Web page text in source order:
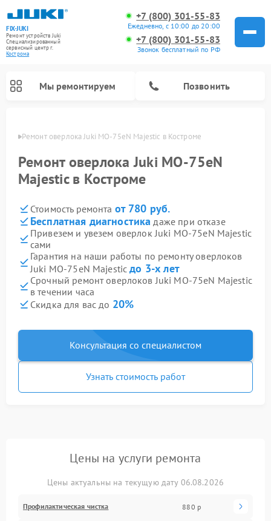
FIX-JUKI
Ремонт устройств Juki
Специализированный
cервисный центр г.
Кострома
+7 (800) 301-55-83
Ежедневно, с 10:00 до 20:00
+7 (800) 301-55-83
Звонок бесплатный по РФ
Мы ремонтируем Позвонить
Ремонт оверлока Juki MO-75eN Majestic в Костроме
Ремонт оверлока Juki MO-75eN
Majestic в Костроме
Стоимость ремонта от 780 руб.
Бесплатная диагностика даже при отказе
Привезем и увезем оверлок Juki MO-75eN Majestic
сами
Гарантия на наши работы по ремонту оверлоков
Juki MO-75eN Majesticдо 3-х лет
Срочный ремонт оверлоков Juki MO-75eN Majestic
в течении часа
Скидка для вас до 20%
Консультация со специалистом
Узнать стоимость работ
Цены на услуги ремонта
Цены актуальны на текущую дату 06.08.2026
Профилактическая чистка 880 р